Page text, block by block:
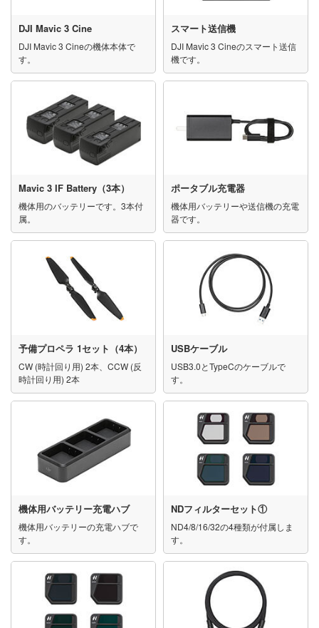
DJI Mavic 3 Cine
DJI Mavic 3 Cineの機体本体で
す。
スマート送信機
DJI Mavic 3 Cineのスマート送信
機です。
Mavic 3 IF Battery（3本）
機体用のバッテリーです。3本付
属。
ポータブル充電器
機体用バッテリーや送信機の充電
器です。
予備プロペラ 1セット（4本）
CW (時計回り用) 2本、CCW (反
時計回り用) 2本
USBケーブル
USB3.0とTypeCのケーブルで
す。
機体用バッテリー充電ハブ
機体用バッテリーの充電ハブで
す。
NDフィルターセット①
ND4/8/16/32の4種類が付属しま
す。